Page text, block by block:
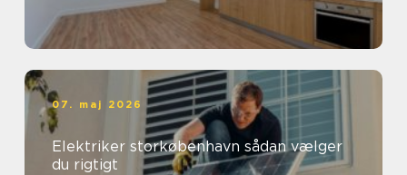
07. maj 2026
Elektriker storkøbenhavn sådan vælger
du rigtigt